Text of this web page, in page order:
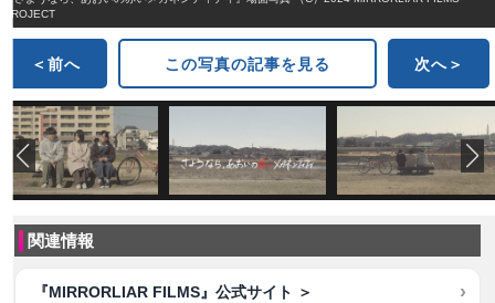
PROJECT
＜前へ この写真の記事を見る 次へ＞
関連情報
『MIRRORLIAR FILMS』公式サイト ＞